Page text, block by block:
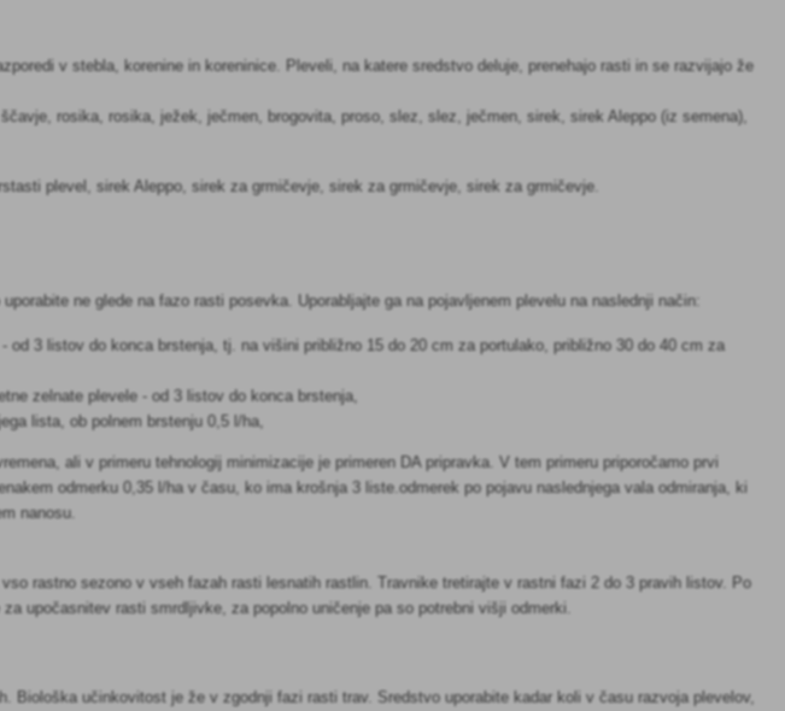
v stebla, korenine in koreninice. Pleveli, na katere sredstvo deluje, prenehajo rasti in se razvijajo že
rosika, rosika, ježek, ječmen, brogovita, proso, slez, slez, ječmen, sirek, sirek Aleppo (iz semena),
plevel, sirek Aleppo, sirek za grmičevje, sirek za grmičevje, sirek za grmičevje.
ne glede na fazo rasti posevka. Uporabljajte ga na pojavljenem plevelu na naslednji način:
3 listov do konca brstenja, tj. na višini približno 15 do 20 cm za portulako, približno 30 do 40 cm za
zelnate plevele - od 3 listov do konca brstenja,
lista, ob polnem brstenju 0,5 l/ha,
ali v primeru tehnologij minimizacije je primeren DA pripravka. V tem primeru priporočamo prvi
odmerku 0,35 l/ha v času, ko ima krošnja 3 liste.odmerek po pojavu naslednjega vala odmiranja, ki
nanosu.
rastno sezono v vseh fazah rasti lesnatih rastlin. Travnike tretirajte v rastni fazi 2 do 3 pravih listov. Po
upočasnitev rasti smrdljivke, za popolno uničenje pa so potrebni višji odmerki.
Biološka učinkovitost je že v zgodnji fazi rasti trav. Sredstvo uporabite kadar koli v času razvoja plevelov,